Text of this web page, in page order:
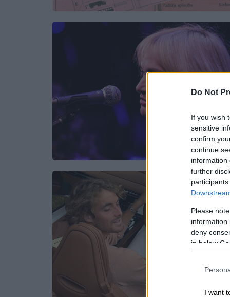
Do Not
If you wish
sensitive
confirm
continue
information
further
Please
information
deny
in below
I want